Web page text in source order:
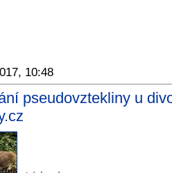
10:48
pseudovztekliny u